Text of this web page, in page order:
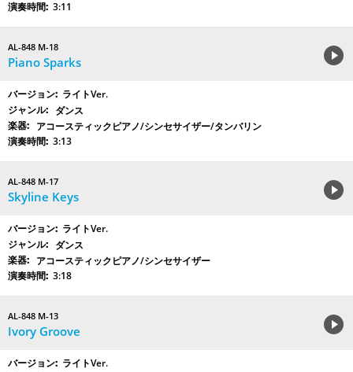
3:11
AL-848 M-18
Piano Sparks
ライトVer.
ダンス
アコースティックピアノ/シンセサイザー/タンバリン
3:13
AL-848 M-17
Skyline Keys
ライトVer.
ダンス
アコースティックピアノ/シンセサイザー
3:18
AL-848 M-13
Ivory Groove
ライトVer.